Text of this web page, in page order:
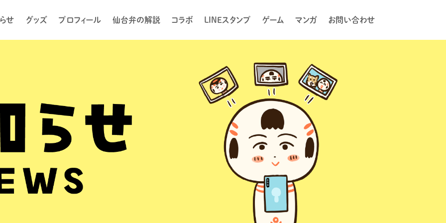
せ グッズ プロフィール 仙台弁の解説 コラボ LINEスタンプ ゲーム マンガ お問い合わせ